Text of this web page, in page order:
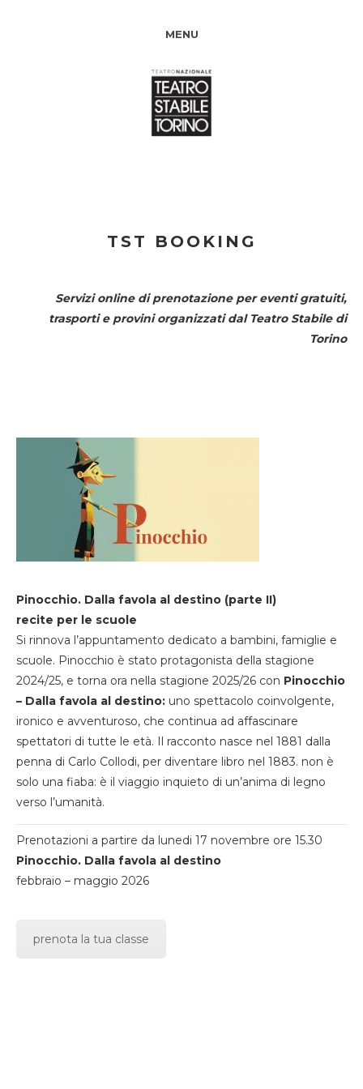
MENU
TST BOOKING
Servizi online di prenotazione per eventi gratuiti,
trasporti e provini organizzati dal Teatro Stabile di
Torino
Pinocchio. Dalla favola al destino (parte II)
recite per le scuole
Si rinnova l’appuntamento dedicato a bambini, famiglie e
scuole. Pinocchio è stato protagonista della stagione
2024/25, e torna ora nella stagione 2025/26 con Pinocchio
– Dalla favola al destino: uno spettacolo coinvolgente,
ironico e avventuroso, che continua ad affascinare
spettatori di tutte le età. Il racconto nasce nel 1881 dalla
penna di Carlo Collodi, per diventare libro nel 1883. non è
solo una fiaba: è il viaggio inquieto di un’anima di legno
verso l’umanità.
Prenotazioni a partire da lunedi 17 novembre ore 15.30
Pinocchio. Dalla favola al destino
febbraio – maggio 2026
prenota la tua classe